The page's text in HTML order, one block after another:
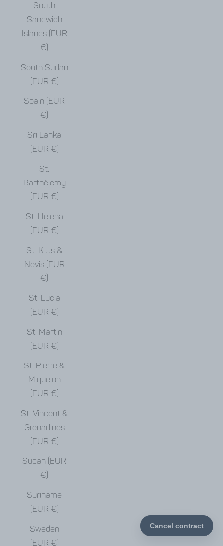
South
Sandwich
Islands (EUR
€)
South Sudan
(EUR €)
Spain (EUR
€)
Sri Lanka
(EUR €)
St.
Barthélemy
(EUR €)
St. Helena
(EUR €)
St. Kitts &
Nevis (EUR
€)
St. Lucia
(EUR €)
St. Martin
(EUR €)
St. Pierre &
Miquelon
(EUR €)
St. Vincent &
Grenadines
(EUR €)
Sudan (EUR
€)
Suriname
(EUR €)
Sweden
(EUR €)